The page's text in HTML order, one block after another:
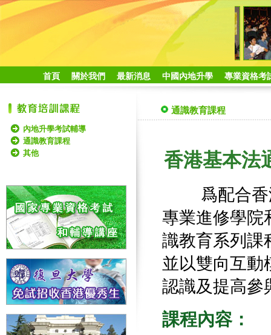
首頁 關於我們 最新消息 中國內地升學 專業資格考
內地升學考試輔導
通識教育課程
其他
通識教育課程
香港基本法
爲配合香港
專業進修學院
識教育系列課
並以雙向互動
認識及提高參
課程內容：